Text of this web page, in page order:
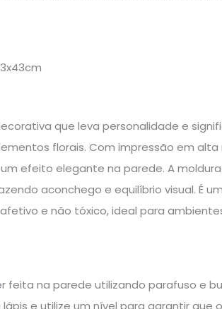
que leva personalidade e
florais. Com impressão em alta
efeito elegante na parede. A
aconchego e equilíbrio visual. É
e não tóxico, ideal para
feita na parede utilizando parafuso e
e utilize um nível para garantir que